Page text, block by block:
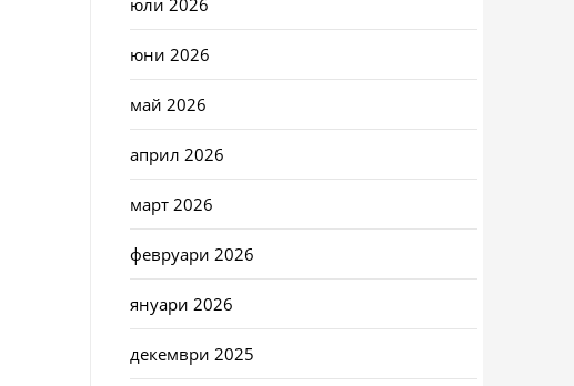
юли 2026
юни 2026
май 2026
април 2026
март 2026
февруари 2026
януари 2026
декември 2025